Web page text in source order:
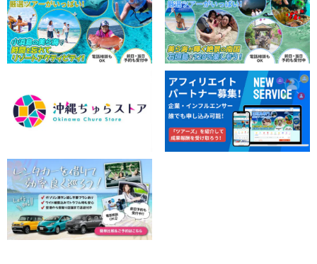
在河中嬉戏之后，参观观景台，欣赏壮观的景色！
将在西表岛海之山展望台拍摄纪念照。